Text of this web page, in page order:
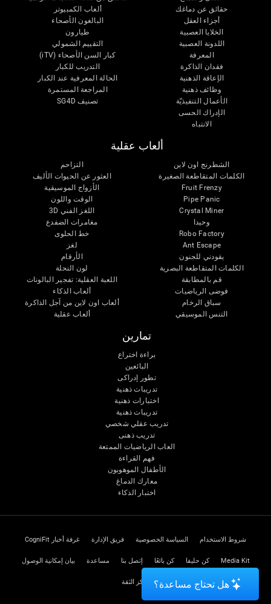
حقائق عن دماغك
أجزاء العقل
الخلايا العصبية
اللدونة العصبية
المعرفة
فقدان الذاكرة
الإعاقة الذهنية
وظائف ذهنية
الأعمال التنفيذيّة
الإدراك الحسى
الانتباه
ألعاب الكمبيوتر
البالغون الأصحاء
طيارون
التقييم الشمولي
كبار السن الأصحاء (iTV)
التدريب للكبار
الحالة المعرفية عند الكبار
المراجعة المستمرة
تصنيف SG4D
ألعاب عقلية
الشطرنج اون لاين
الكلمات المتقاطعة الصغيرة
Fruit Frenzy
Pipe Panic
Crystal Miner
وحيدا
Robo Factory
Ant Escape
يقودني للجنون
الكلمات المتقاطعة البصرية
قم بالمطابقة
فوضى الرياضيات
سباق الرخام
التنس الموسيقي
التزاحم
العثور عن الحيوات الأليف
الأزواج الموسيقية
الوقت واللون
اللغز الفني 3D
مغامرات الضفدع
خط الحلوى
لغز
الأرقام
لون النحلة
اللعبة العقلية: تفجير البالونات
ألعاب الذكاء
ألعاب اون لاين من آجل الذاكرة
ألعاب عقلية
تمارين
براءة اختراع
البائعين
تطور إدراكى
تدريبات ذهنية
اختبارات ذهنية
تدريبات ذهنية
تدريب عقلي شخصي
تدريب ذهنى
العاب الرياضيات الممتعة
فهم القراءة
الأطفال الموهوبون
معارك الدماغ
اختبار الذكاء
شروط الاستخدام السياسة الخصوصية فريق الإدارة غرفة أخبار CogniFit
Media Kit كن حليفا كن بائعًا إتصل بنا مساعدة بيان إمكانية الوصول
مركز الثقة هل تحتاج مساعدة؟